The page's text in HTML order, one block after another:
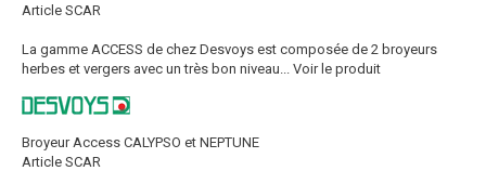
Article SCAR
La gamme ACCESS de chez Desvoys est composée de 2 broyeurs
herbes et vergers avec un très bon niveau...
Voir le produit
Broyeur Access CALYPSO et NEPTUNE
Article SCAR